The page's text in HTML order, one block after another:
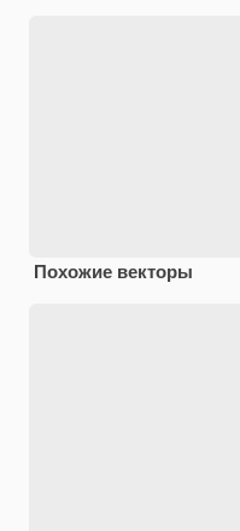
Похожие векторы